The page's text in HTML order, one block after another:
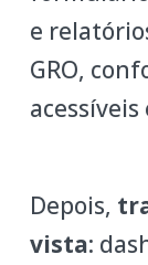
e
GRO,
Depois,
vista: